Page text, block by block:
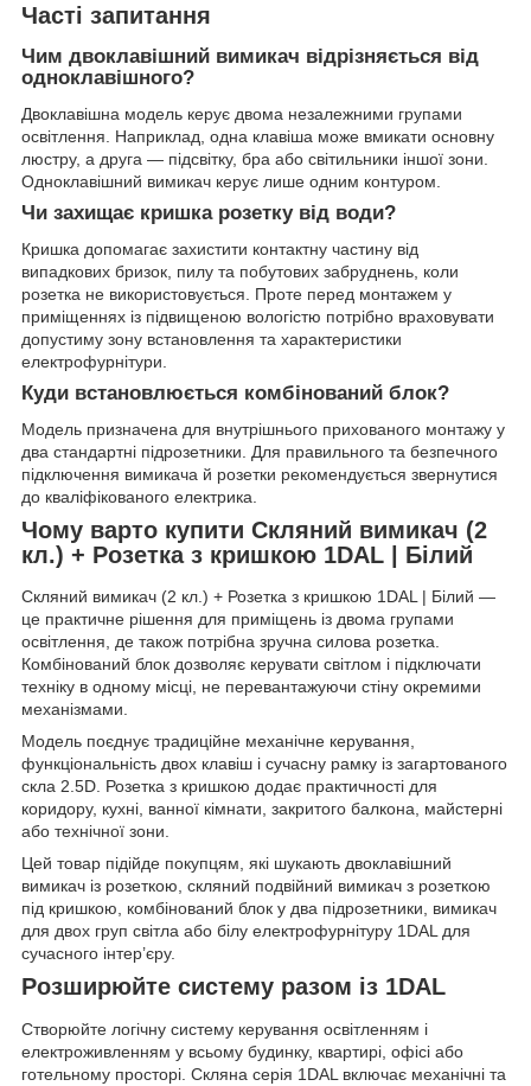
Часті запитання
Чим двоклавішний вимикач відрізняється від
одноклавішного?
Двоклавішна модель керує двома незалежними групами
освітлення. Наприклад, одна клавіша може вмикати основну
люстру, а друга — підсвітку, бра або світильники іншої зони.
Одноклавішний вимикач керує лише одним контуром.
Чи захищає кришка розетку від води?
Кришка допомагає захистити контактну частину від
випадкових бризок, пилу та побутових забруднень, коли
розетка не використовується. Проте перед монтажем у
приміщеннях із підвищеною вологістю потрібно враховувати
допустиму зону встановлення та характеристики
електрофурнітури.
Куди встановлюється комбінований блок?
Модель призначена для внутрішнього прихованого монтажу у
два стандартні підрозетники. Для правильного та безпечного
підключення вимикача й розетки рекомендується звернутися
до кваліфікованого електрика.
Чому варто купити Скляний вимикач (2
кл.) + Розетка з кришкою 1DAL | Білий
Скляний вимикач (2 кл.) + Розетка з кришкою 1DAL | Білий —
це практичне рішення для приміщень із двома групами
освітлення, де також потрібна зручна силова розетка.
Комбінований блок дозволяє керувати світлом і підключати
техніку в одному місці, не перевантажуючи стіну окремими
механізмами.
Модель поєднує традиційне механічне керування,
функціональність двох клавіш і сучасну рамку із загартованого
скла 2.5D. Розетка з кришкою додає практичності для
коридору, кухні, ванної кімнати, закритого балкона, майстерні
або технічної зони.
Цей товар підійде покупцям, які шукають двоклавішний
вимикач із розеткою, скляний подвійний вимикач з розеткою
під кришкою, комбінований блок у два підрозетники, вимикач
для двох груп світла або білу електрофурнітуру 1DAL для
сучасного інтер’єру.
Розширюйте систему разом із 1DAL
Створюйте логічну систему керування освітленням і
електроживленням у всьому будинку, квартирі, офісі або
готельному просторі. Скляна серія 1DAL включає механічні та